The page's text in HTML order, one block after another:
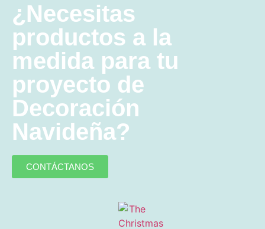
¿Necesitas
productos a la
medida para tu
proyecto de
Decoración
Navideña?
CONTÁCTANOS